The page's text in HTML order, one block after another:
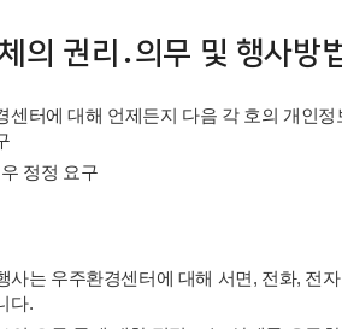
의 권리․의무 및 행사방
센터에 대해 언제든지 다음 각 호의 개인
정정 요구
사는 우주환경센터에 대해 서면, 전화, 전
다.